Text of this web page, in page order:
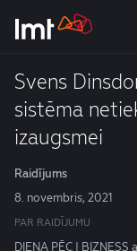
Svens
sistēma
izaugsmei
Raidījums
8. novembris, 2021
PAR RAIDĪJUMU
DIENA PĒC |